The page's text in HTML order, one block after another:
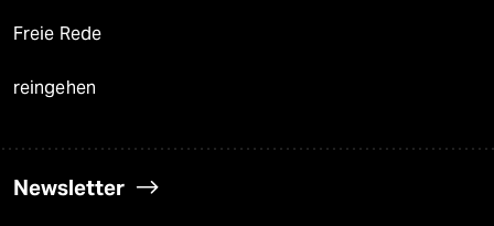
Freie Rede
reingehen
Newsletter